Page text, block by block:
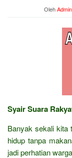
Oleh
Syair Suara
Banyak sekali kita
hidup tanpa
jadi perhatian